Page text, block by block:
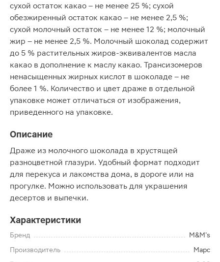
сухой остаток какао – не менее 25 %; сухой
обезжиренный остаток какао – не менее 2,5 %;
сухой молочный остаток – не менее 12 %; молочный
жир – не менее 2,5 %. Молочный шоколад содержит
до 5 % растительных жиров-эквивалентов масла
какао в дополнение к маслу какао. Трансизомеров
ненасыщенных жирных кислот в шоколаде – не
более 1 %. Количество и цвет драже в отдельной
упаковке может отличаться от изображения,
приведенного на упаковке.
Описание
Драже из молочного шоколада в хрустящей
разноцветной глазури. Удобный формат подходит
для перекуса и лакомства дома, в дороге или на
прогулке. Можно использовать для украшения
десертов и выпечки.
Характеристики
Бренд
M&M’s
Производитель
Марс